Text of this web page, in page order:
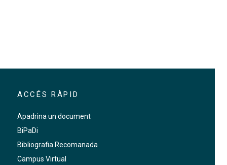
ACCÉS RÀPID
Apadrina un document
BiPaDi
Bibliografia Recomanada
Campus Virtual